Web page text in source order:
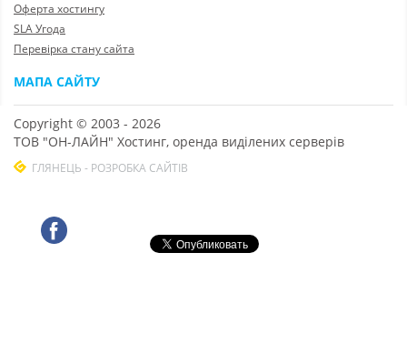
Оферта хостингу
SLA Угода
Перевірка стану сайта
МАПА САЙТУ
Copyright © 2003 - 2026
ТОВ "ОН-ЛАЙН" Хостинг, оренда виділених серверів
ГЛЯНЕЦЬ - РОЗРОБКА САЙТІВ